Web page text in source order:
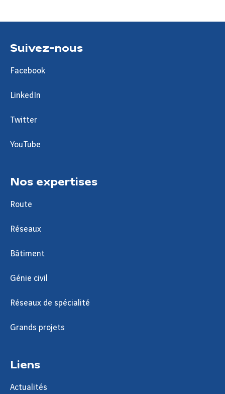
Suivez-nous
Facebook
LinkedIn
Twitter
YouTube
Nos expertises
Route
Réseaux
Bâtiment
Génie civil
Réseaux de spécialité
Grands projets
Liens
Actualités